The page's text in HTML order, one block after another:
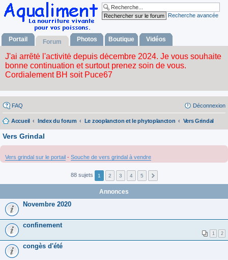
Recherche avancée
Portail Forum Photos Boutique Vidéos
FAQ Déconnexion
Accueil Index du forum Le zooplancton et le phytoplancton Vers Grindal
Vers Grindal
Vers grindal sur le portail - Souche de vers grindal à vendre
88 sujets 1 2 3 4 5
Annonces
Novembre 2020
confinement
1 2
congès d'été